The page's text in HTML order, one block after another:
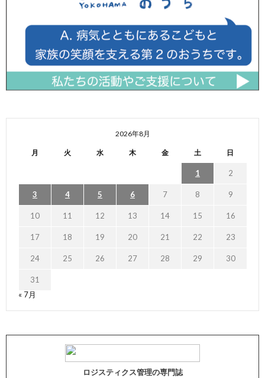
2026年8月
月 火 水 木 金 土 日
1 2
3 4 5 6 7 8 9
10 11 12 13 14 15 16
17 18 19 20 21 22 23
24 25 26 27 28 29 30
31
« 7月
ロジスティクス管理の専門誌